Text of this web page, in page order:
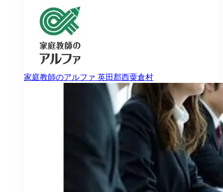
家庭教師のアルファ 英田郡西粟倉村